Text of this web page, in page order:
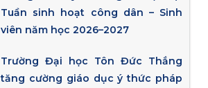
Tuần sinh hoạt công dân – Sinh
viên năm học 2026–2027
Trường Đại học Tôn Đức Thắng
tăng cường giáo dục ý thức pháp